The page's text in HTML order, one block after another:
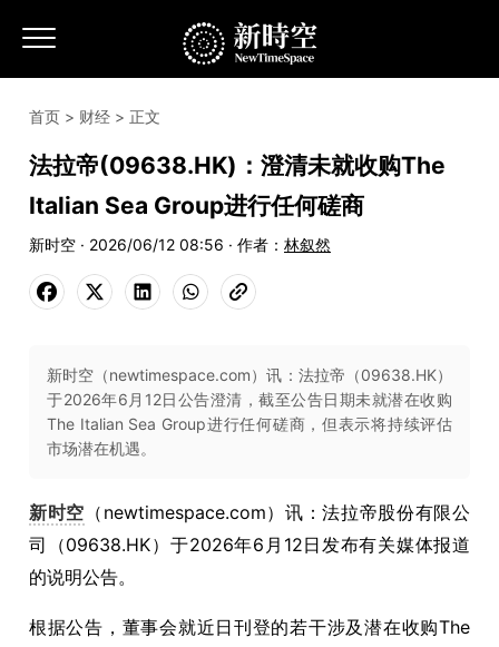
首页 > 财经 > 正文
法拉帝(09638.HK)：澄清未就收购The
Italian Sea Group进行任何磋商
新时空 · 2026/06/12 08:56 · 作者： 林叙然
新时空（newtimespace.com）讯：法拉帝（09638.HK）
于2026年6月12日公告澄清，截至公告日期未就潜在收购
The Italian Sea Group进行任何磋商，但表示将持续评估
市场潜在机遇。
新时空 （newtimespace.com）讯：法拉帝股份有限公
司（09638.HK）于2026年6月12日发布有关媒体报道
的说明公告。
根据公告，董事会就近日刊登的若干涉及潜在收购The